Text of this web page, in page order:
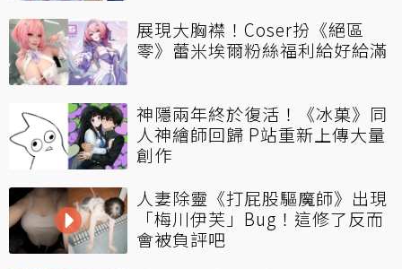
展現大胸襟！Coser扮《絕區
零》蕾米埃爾粉絲福利給好給滿
神隱兩年終於復活！《冰菓》同
人神繪師回歸 P站重新上傳大量
創作
人妻除靈《打屁股驅魔師》出現
「梅川伊芙」Bug！這修了反而
會被負評吧